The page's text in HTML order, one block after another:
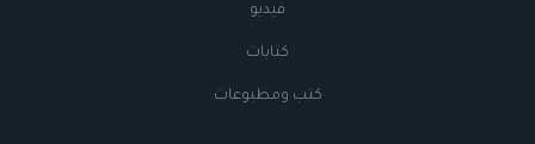
فيديو
كتابات
كتب ومطبوعات